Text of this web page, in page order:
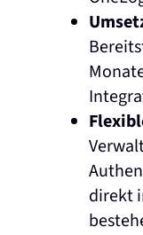
direkt